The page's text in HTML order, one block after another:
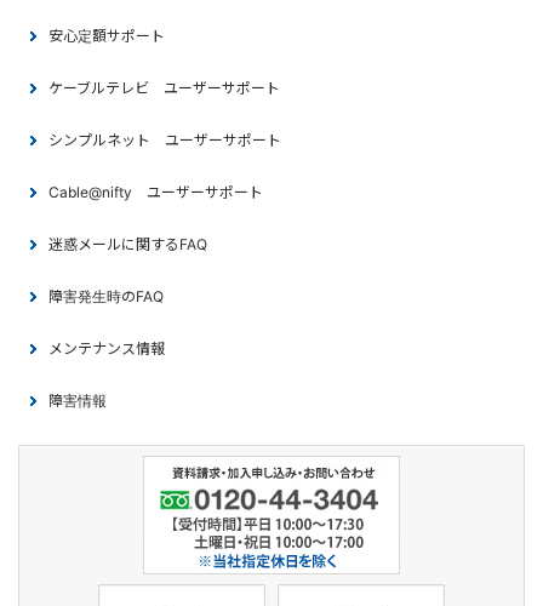
安心定額サポート
ケーブルテレビ ユーザーサポート
シンプルネット ユーザーサポート
Cable@nifty ユーザーサポート
迷惑メールに関するFAQ
障害発生時のFAQ
メンテナンス情報
障害情報